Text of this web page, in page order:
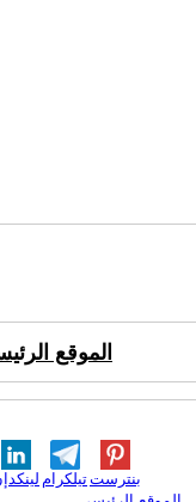
الموقع
تيلكرامبنترست